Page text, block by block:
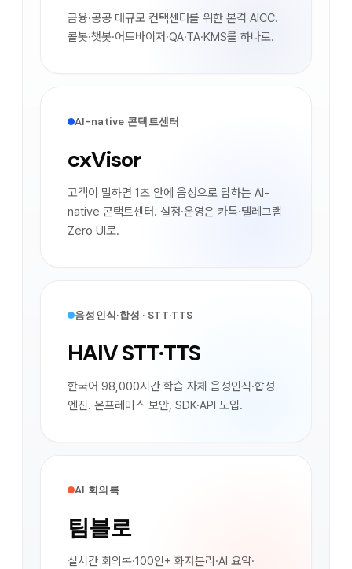
금융·공공 대규모 컨택센터를 위한 본격 AICC.
콜봇·챗봇·어드바이저·QA·TA·KMS를 하나로.
AI-native 콘택트센터
cxVisor
고객이 말하면 1초 안에 음성으로 답하는 AI-
native 콘택트센터. 설정·운영은 카톡·텔레그램
Zero UI로.
음성인식·합성 · STT·TTS
HAIV STT·TTS
한국어 98,000시간 학습 자체 음성인식·합성
엔진. 온프레미스 보안, SDK·API 도입.
AI 회의록
팀블로
실시간 회의록·100인+ 화자분리·AI 요약·